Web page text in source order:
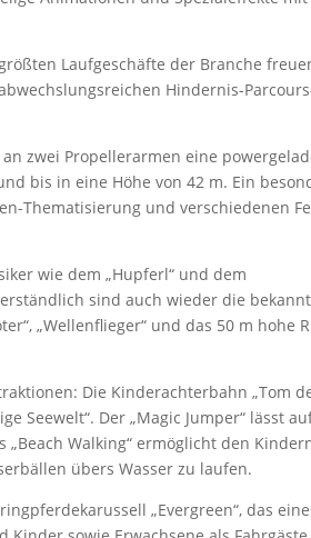
Laufgeschäfte der Branche
Hindernis-
zwei Propellerarmen eine
bis in eine Höhe von 42 m. Ein
Thematisierung und verschiedenen
wie dem „Hupferl“ und dem
sind auch wieder die
„Wellenflieger“ und das 50 m hohe
Die Kinderachterbahn „Tom
Seewelt“. Der „Magic Jumper“ lässt
Walking“ ermöglicht den
übers Wasser zu laufen.
„Evergreen“, das